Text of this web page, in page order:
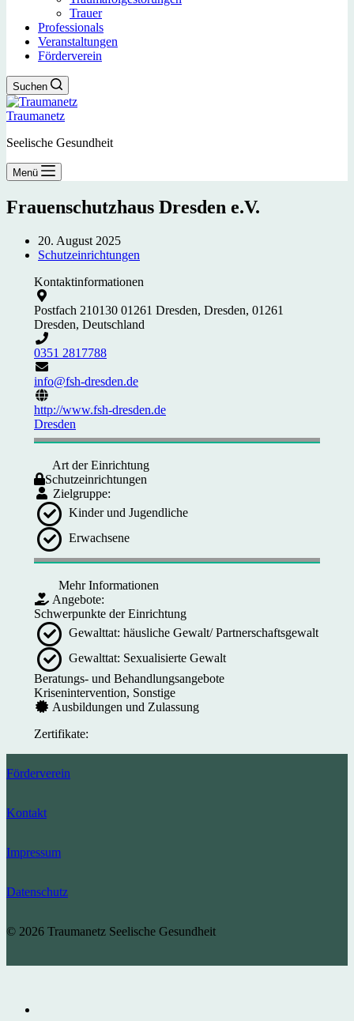
Trauer
Professionals
Veranstaltungen
Förderverein
Suchen
Traumanetz
Seelische Gesundheit
Menü
Frauenschutzhaus Dresden e.V.
20. August 2025
Schutzeinrichtungen
Kontaktinformationen
Postfach 210130 01261 Dresden, Dresden, 01261
Dresden, Deutschland
0351 2817788
info@fsh-dresden.de
http://www.fsh-dresden.de
Dresden
Art der Einrichtung
Schutzeinrichtungen
Zielgruppe:
Kinder und Jugendliche
Erwachsene
Mehr Informationen
Angebote:
Schwerpunkte der Einrichtung
Gewalttat: häusliche Gewalt/ Partnerschaftsgewalt
Gewalttat: Sexualisierte Gewalt
Beratungs- und Behandlungsangebote
Krisenintervention, Sonstige
Ausbildungen und Zulassung
Zertifikate:
Förderverein
Kontakt
Impressum
Datenschutz
© 2026 Traumanetz Seelische Gesundheit